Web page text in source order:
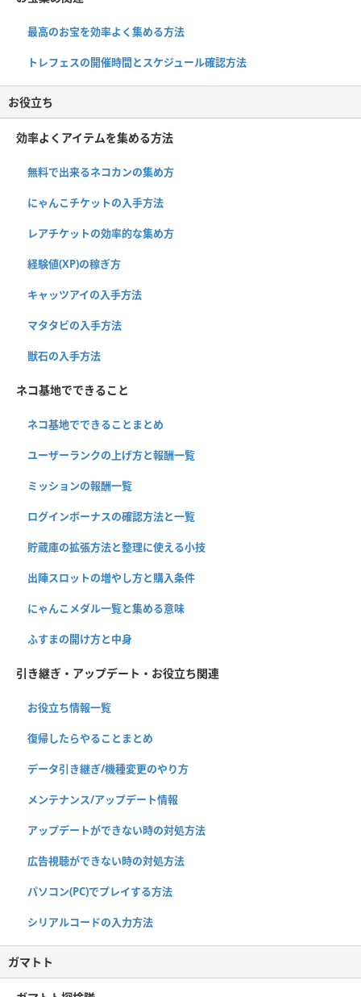
最高のお宝を効率よく集める方法
トレフェスの開催時間とスケジュール確認方法
お役立ち
効率よくアイテムを集める方法
無料で出来るネコカンの集め方
にゃんこチケットの入手方法
レアチケットの効率的な集め方
経験値(XP)の稼ぎ方
キャッツアイの入手方法
マタタビの入手方法
獣石の入手方法
ネコ基地でできること
ネコ基地でできることまとめ
ユーザーランクの上げ方と報酬一覧
ミッションの報酬一覧
ログインボーナスの確認方法と一覧
貯蔵庫の拡張方法と整理に使える小技
出陣スロットの増やし方と購入条件
にゃんこメダル一覧と集める意味
ふすまの開け方と中身
引き継ぎ・アップデート・お役立ち関連
お役立ち情報一覧
復帰したらやることまとめ
データ引き継ぎ/機種変更のやり方
メンテナンス/アップデート情報
アップデートができない時の対処方法
広告視聴ができない時の対処方法
パソコン(PC)でプレイする方法
シリアルコードの入力方法
ガマトト